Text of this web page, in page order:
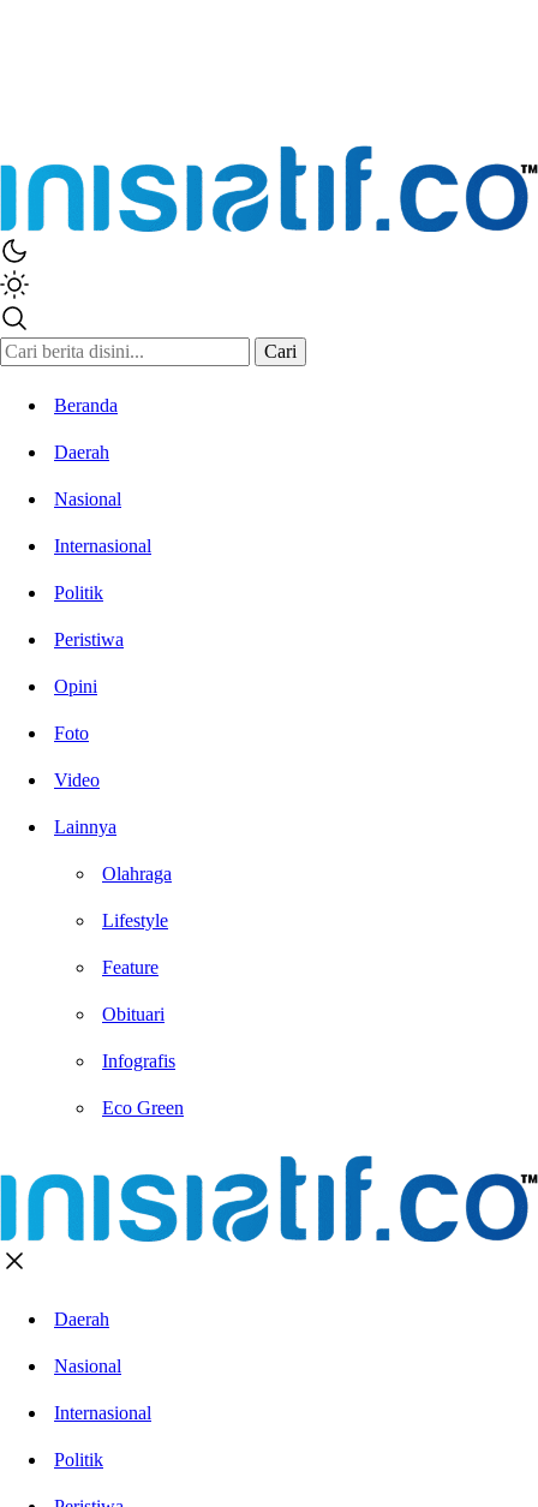
Inisiatif.co
Stay Connected Stay Informed
Cari
Beranda
Daerah
Nasional
Internasional
Politik
Peristiwa
Opini
Foto
Video
Lainnya
Olahraga
Lifestyle
Feature
Obituari
Infografis
Eco Green
Daerah
Nasional
Internasional
Politik